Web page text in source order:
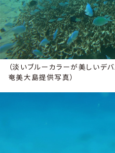
（淡いブルーカラーが美しいデ
奄美大島提供写真）